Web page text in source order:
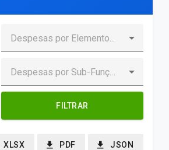
FILTRAR
XLSX PDF JSON